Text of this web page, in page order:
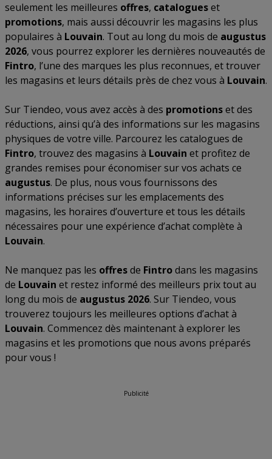
seulement les meilleures offres, catalogueset
promotions, mais aussi découvrir les magasins les plus
populaires à Louvain. Tout au long du mois de augustus
2026, vous pourrez explorer les dernières nouveautés de
Fintro, l’une des marques les plus reconnues, et trouver
les magasins et leurs détails près de chez vous à Louvain.
Sur Tiendeo, vous avez accès à des promotionset des
réductions, ainsi qu’à des informations sur les magasins
physiques de votre ville. Parcourez les catalogues de
Fintro, trouvez des magasins à Louvain et profitez de
grandes remises pour économiser sur vos achats ce
augustus. De plus, nous vous fournissons des
informations précises sur les emplacements des
magasins, les horaires d’ouverture et tous les détails
nécessaires pour une expérience d’achat complète à
Louvain.
Ne manquez pas les offresde Fintrodans les magasins
de Louvain et restez informé des meilleurs prix tout au
long du mois de augustus 2026. Sur Tiendeo, vous
trouverez toujours les meilleures options d’achat à
Louvain. Commencez dès maintenant à explorer les
magasins et les promotions que nous avons préparés
pour vous !
Publicité